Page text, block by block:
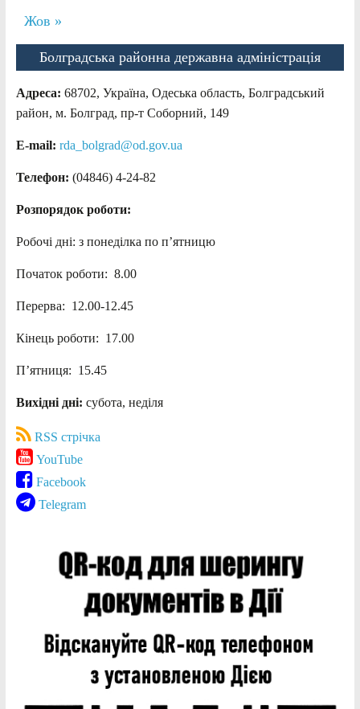
Жов »
Болградська районна державна адміністрація
Адреса: 68702, Україна, Одеська область, Болградський
район, м. Болград, пр-т Соборний, 149
E-mail: rda_bolgrad@od.gov.ua
Телефон: (04846) 4-24-82
Розпорядок роботи:
Робочі дні: з понеділка по п’ятницю
Початок роботи: 8.00
Перерва: 12.00-12.45
Кінець роботи: 17.00
П’ятниця: 15.45
Вихідні дні: субота, неділя
RSS стрічка
YouTube
Facebook
Telegram